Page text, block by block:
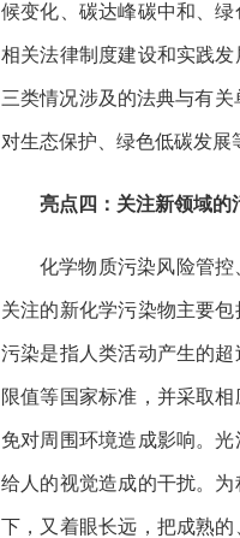
候变化、碳达峰碳中和、
相关法律制度建设和实践
三类情况涉及的法典与有
对生态保护、绿色低碳发
亮点四：关注新领域的
化学物质污染风险管
关注的新化学污染物主要
污染是指人类活动产生的
限值等国家标准，并采取
免对周围环境造成影响。
给人的视觉造成的干扰。
下，又着眼长远，把成熟